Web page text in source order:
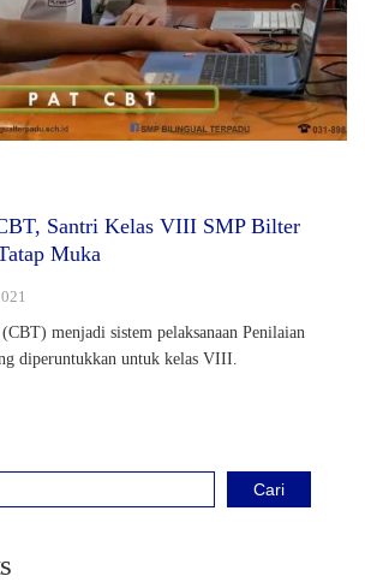
Santri Kelas VIII SMP Bilter
Muka
menjadi sistem pelaksanaan Penilaian
diperuntukkan untuk kelas VIII.
Cari